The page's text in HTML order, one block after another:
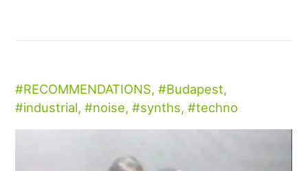
RECOMMENDATIONS, Budapest,
industrial, noise, synths, techno